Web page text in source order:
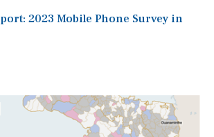
2023 Mobile Phone Survey in